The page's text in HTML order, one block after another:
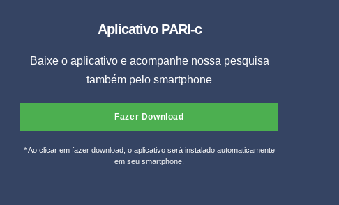
Aplicativo PARI-c
Baixe o aplicativo e acompanhe nossa pesquisa
também pelo smartphone
Fazer Download
* Ao clicar em fazer download, o aplicativo será instalado automaticamente
em seu smartphone.